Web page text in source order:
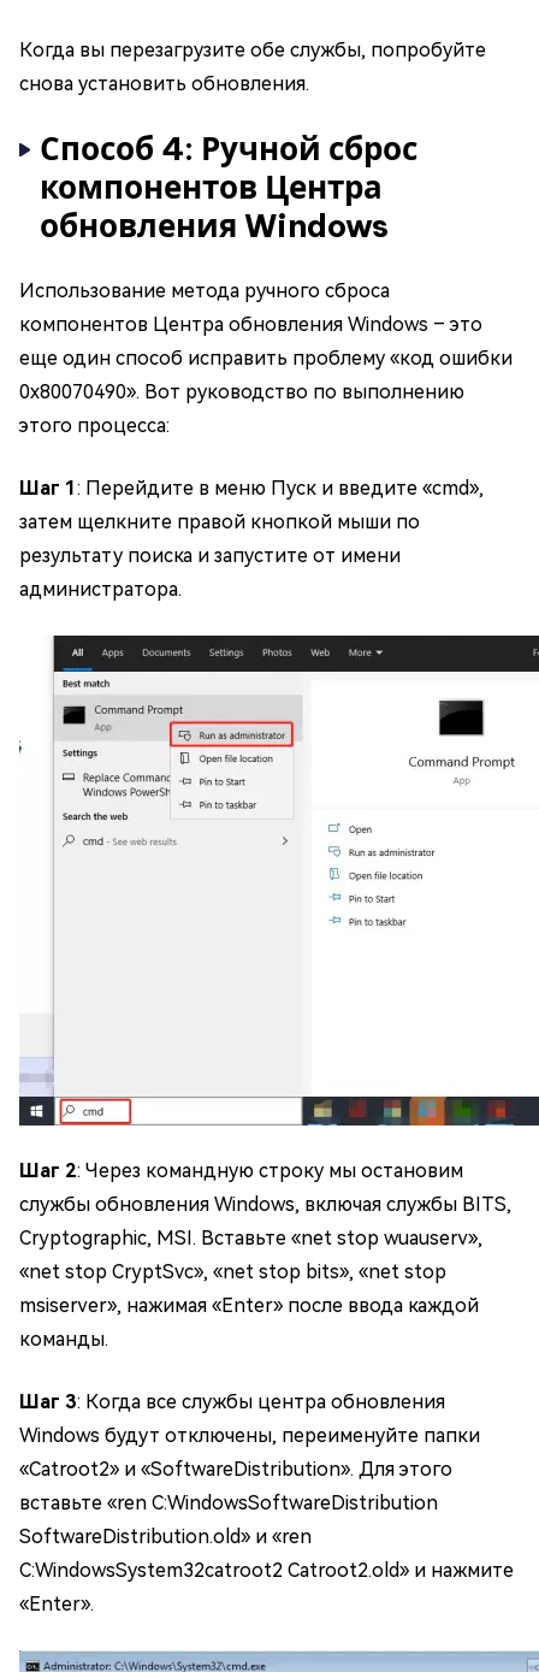
Когда вы перезагрузите обе службы, попробуйте
снова установить обновления.
Способ 4: Ручной сброс
компонентов Центра
обновления Windows
Использование метода ручного сброса
компонентов Центра обновления Windows – это
еще один способ исправить проблему «код ошибки
0x80070490». Вот руководство по выполнению
этого процесса:
Шаг 1: Перейдите в меню Пуск и введите «cmd»,
затем щелкните правой кнопкой мыши по
результату поиска и запустите от имени
администратора.
Шаг 2: Через командную строку мы остановим
службы обновления Windows, включая службы BITS,
Cryptographic, MSI. Вставьте «net stop wuauserv»,
«net stop CryptSvc», «net stop bits», «net stop
msiserver», нажимая «Enter» после ввода каждой
команды.
Шаг 3: Когда все службы центра обновления
Windows будут отключены, переименуйте папки
«Catroot2» и «SoftwareDistribution». Для этого
вставьте «ren C:WindowsSoftwareDistribution
SoftwareDistribution.old» и «ren
C:WindowsSystem32catroot2 Catroot2.old» и нажмите
«Enter».